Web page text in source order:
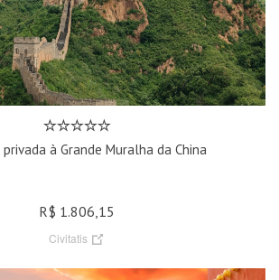
à Grande Muralha da China
R$ 1.806,15
Civitatis